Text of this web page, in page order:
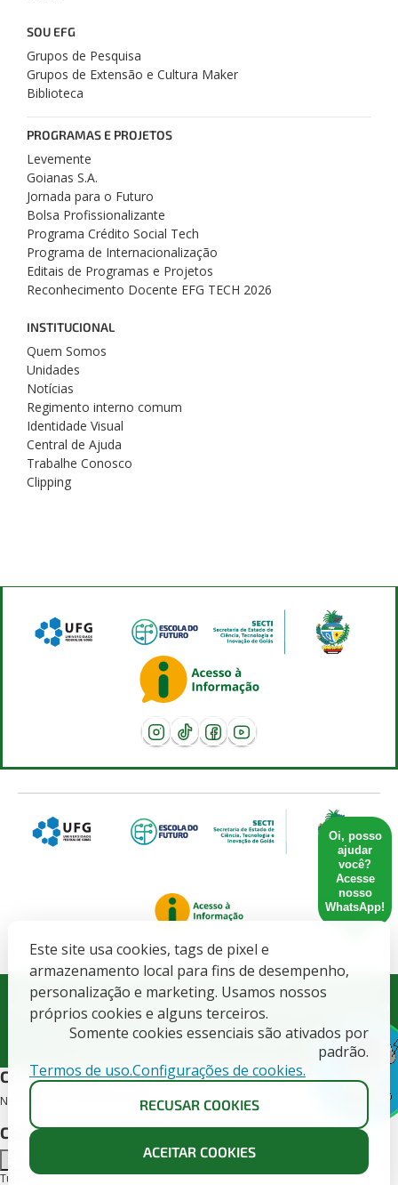
X
Oi, posso
ajudar
você?
Acesse
nosso
WhatsApp!
Este site usa cookies, tags de pixel e
armazenamento local para fins de desempenho,
personalização e marketing. Usamos nossos
próprios cookies e alguns terceiros.
Somente cookies essenciais são ativados por
padrão.
Termos de uso.Configurações de cookies.
RECUSAR COOKIES
ACEITAR COOKIES
SOU EFG
Grupos de Pesquisa
Grupos de Extensão e Cultura Maker
Biblioteca
PROGRAMAS E PROJETOS
Levemente
Goianas S.A.
Jornada para o Futuro
Bolsa Profissionalizante
Programa Crédito Social Tech
Programa de Internacionalização
Editais de Programas e Projetos
Reconhecimento Docente EFG TECH 2026
INSTITUCIONAL
Quem Somos
Unidades
Notícias
Regimento interno comum
Identidade Visual
Central de Ajuda
Trabalhe Conosco
Clipping
Governo do Estado de Goiás. SECRETARIA DE ESTADO DE
CIENCIA, TECNOLOGIA E INOVACAO - CNPJ: 21.652.711/0001-10
Todos direitos Reservados CETT/UFG - 2025.
Cursos deste edital
Nenhum curso encontrado para este edital.
Conheça as turmas disponíveis
Turmas para o curso -